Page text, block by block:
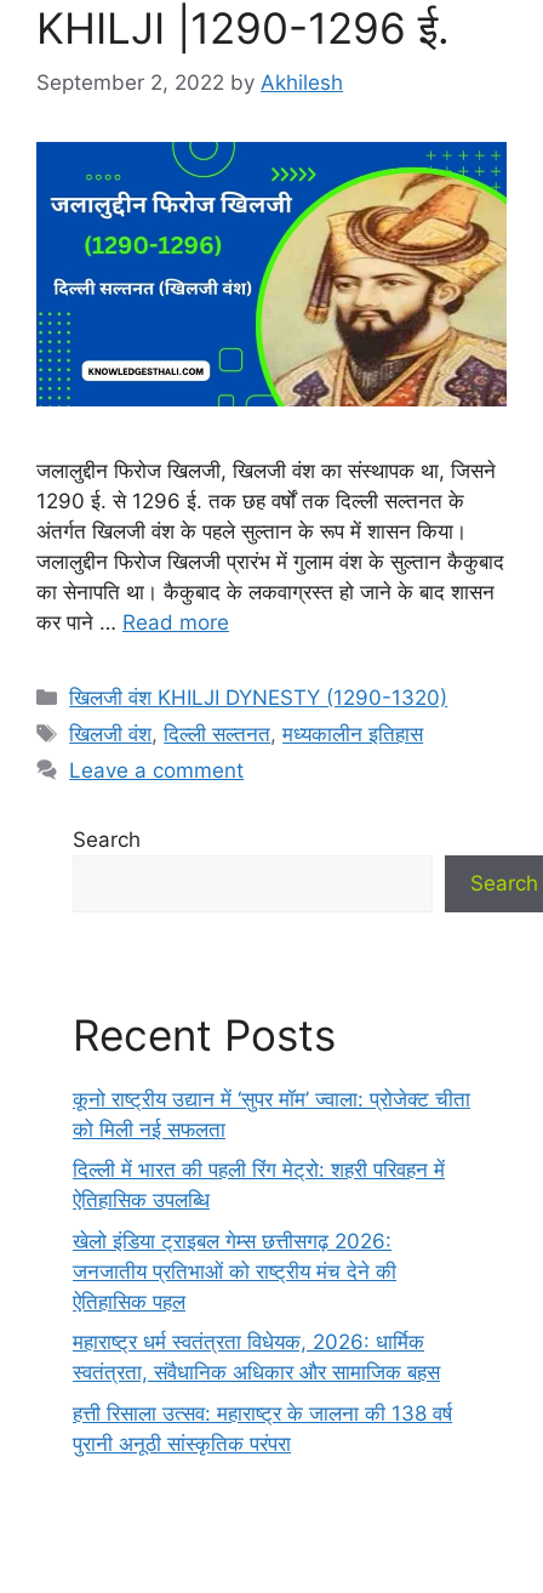
KHILJI |1290-1296 ई.
September 2, 2022 by Akhilesh
जलालुद्दीन फिरोज खिलजी, खिलजी वंश का संस्थापक था, जिसने
1290 ई. से 1296 ई. तक छह वर्षों तक दिल्ली सल्तनत के
अंतर्गत खिलजी वंश के पहले सुल्तान के रूप में शासन किया।
जलालुद्दीन फिरोज खिलजी प्रारंभ में गुलाम वंश के सुल्तान कैकुबाद
का सेनापति था। कैकुबाद के लकवाग्रस्त हो जाने के बाद शासन
कर पाने … Read more
Categories
खिलजी वंश KHILJI DYNESTY (1290-1320)
Tags
खिलजी वंश,दिल्ली सल्तनत,मध्यकालीन इतिहास
Leave a comment
Search
Search
Recent Posts
कूनो राष्ट्रीय उद्यान में ‘सुपर मॉम’ ज्वाला: प्रोजेक्ट चीता
को मिली नई सफलता
दिल्ली में भारत की पहली रिंग मेट्रो: शहरी परिवहन में
ऐतिहासिक उपलब्धि
खेलो इंडिया ट्राइबल गेम्स छत्तीसगढ़ 2026:
जनजातीय प्रतिभाओं को राष्ट्रीय मंच देने की
ऐतिहासिक पहल
महाराष्ट्र धर्म स्वतंत्रता विधेयक, 2026: धार्मिक
स्वतंत्रता, संवैधानिक अधिकार और सामाजिक बहस
हत्ती रिसाला उत्सव: महाराष्ट्र के जालना की 138 वर्ष
पुरानी अनूठी सांस्कृतिक परंपरा